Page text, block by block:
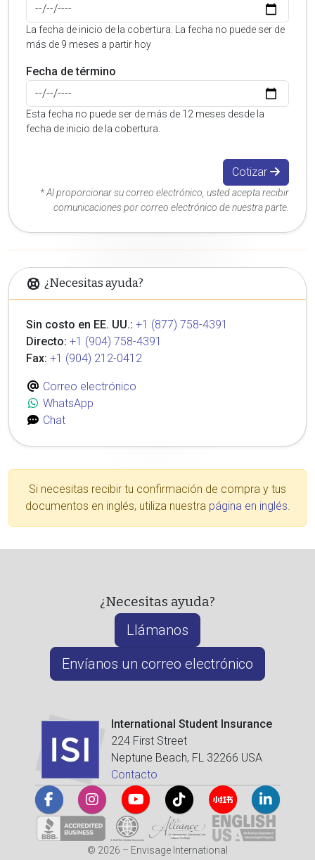
La fecha de inicio de la cobertura. La fecha no puede ser de
más de 9 meses a partir hoy
Fecha de término
Esta fecha no puede ser de más de 12 meses desde la
fecha de inicio de la cobertura.
Cotizar
* Al proporcionar su correo electrónico, usted acepta recibir
comunicaciones por correo electrónico de nuestra parte.
¿Necesitas ayuda?
Sin costo en EE. UU.: +1 (877) 758-4391
Directo: +1 (904) 758-4391
Fax: +1 (904) 212-0412
Correo electrónico
WhatsApp
Chat
Si necesitas recibir tu confirmación de compra y tus
documentos en inglés, utiliza nuestra página en inglés.
¿Necesitas ayuda?
Llámanos
Envíanos un correo electrónico
International Student Insurance
224 First Street
Neptune Beach, FL 32266 USA
Contacto
© 2026 – Envisage International